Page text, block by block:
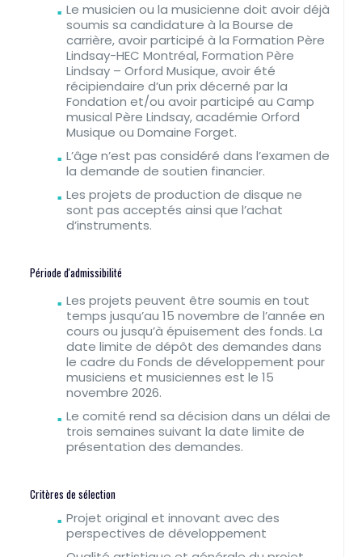
Le musicien ou la musicienne doit avoir déjà
soumis sa candidature à la Bourse de
carrière, avoir participé à la Formation Père
Lindsay-HEC Montréal, Formation Père
Lindsay – Orford Musique, avoir été
récipiendaire d’un prix décerné par la
Fondation et/ou avoir participé au Camp
musical Père Lindsay, académie Orford
Musique ou Domaine Forget.
L’âge n’est pas considéré dans l’examen de
la demande de soutien financier.
Les projets de production de disque ne
sont pas acceptés ainsi que l’achat
d’instruments.
Période d'admissibilité
Les projets peuvent être soumis en tout
temps jusqu’au 15 novembre de l’année en
cours ou jusqu’à épuisement des fonds. La
date limite de dépôt des demandes dans
le cadre du Fonds de développement pour
musiciens et musiciennes est le 15
novembre 2026.
Le comité rend sa décision dans un délai de
trois semaines suivant la date limite de
présentation des demandes.
Critères de sélection
Projet original et innovant avec des
perspectives de développement